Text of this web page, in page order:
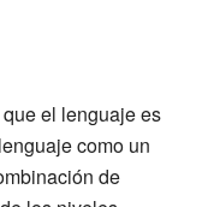
el lenguaje es
como un
de